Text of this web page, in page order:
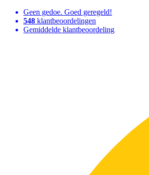
Geen gedoe. Goed geregeld!
548 klantbeoordelingen
Gemiddelde klantbeoordeling